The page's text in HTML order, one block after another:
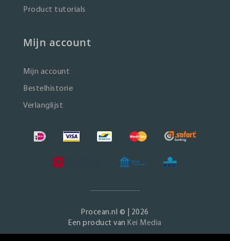
Product tutorials
Mijn account
Mijn account
Bestelhistorie
Verlanglijst
Procean.nl © | 2026
Een product vanKei Media